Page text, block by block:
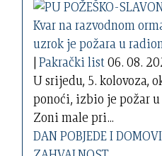
|Pakrački list06. 08.
U srijedu, 5. kolovoza,
ponoći, izbio je požar
Zoni male pri...
DAN POBJEDE I